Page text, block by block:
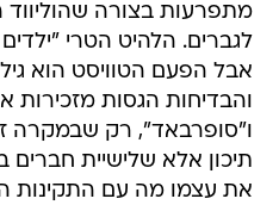
מתפרעות בצורה
לגברים. הלהיט הטרי "ילדים
אבל הפעם הטוויסט הוא
והבדיחות הגסות מזכירות
ו"סופרבאד", רק שבמקרה
את עצמו מה עם התקינות